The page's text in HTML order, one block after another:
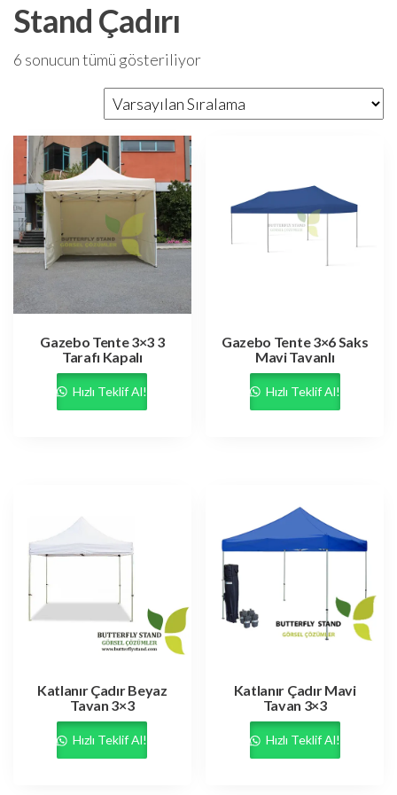
Stand Çadırı
6 sonucun tümü gösteriliyor
Gazebo Tente 3×3 3
Tarafı Kapalı
Hızlı Teklif Al!
Gazebo Tente 3×6 Saks
Mavi Tavanlı
Hızlı Teklif Al!
Katlanır Çadır Beyaz
Tavan 3×3
Hızlı Teklif Al!
Katlanır Çadır Mavi
Tavan 3×3
Hızlı Teklif Al!